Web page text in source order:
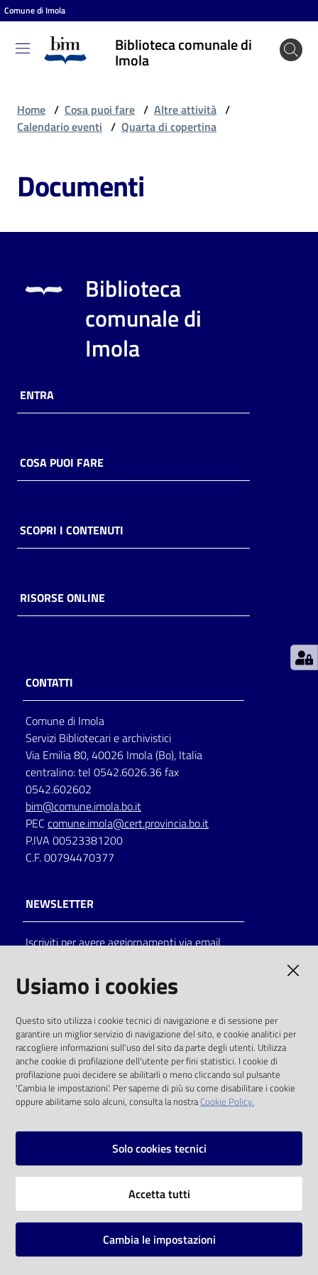
Vai al contenuto
Vai alla navigazione
Vai al footer
Comune di Imola
Biblioteca comunale di
Imola
Biblioteca
comunale
puoi
Risorse
online
Casa
Piani
storico
per
lettura
Seguici
su
Catalogo
on line
Eventi
Chiedi al
bibliotecario
Home / Cosa puoi fare / Altre attività /
Calendario eventi / Quarta di copertina
Documenti
Biblioteca
comunale di
Imola
ENTRA
COSA PUOI FARE
SCOPRI I CONTENUTI
RISORSE ONLINE
CONTATTI
Comune di Imola
Servizi Bibliotecari e archivistici
Via Emilia 80, 40026 Imola (Bo), Italia
centralino: tel 0542.6026.36 fax
0542.602602
bim@comune.imola.bo.it
PEC comune.imola@cert.provincia.bo.it
P.IVA 00523381200
C.F. 00794470377
NEWSLETTER
Iscriviti per avere aggiornamenti via email
solo alle condizioni previste dalla direttiva
comunitaria 2003/98/CE e dal d.lgs. 36/2006
SOCIAL
Instagram
Vai alla pagina
Mappa del sito
Usiamo i cookies
Questo sito utilizza i cookie tecnici di navigazione e di sessione per
garantire un miglior servizio di navigazione del sito, e cookie analitici per
raccogliere informazioni sull'uso del sito da parte degli utenti. Utilizza
anche cookie di profilazione dell'utente per fini statistici. I cookie di
profilazione puoi decidere se abilitarli o meno cliccando sul pulsante
'Cambia le impostazioni'. Per saperne di più su come disabilitare i cookie
oppure abilitarne solo alcuni, consulta la nostraCookie Policy.
Solo cookies tecnici
Accetta tutti
Cambia le impostazioni